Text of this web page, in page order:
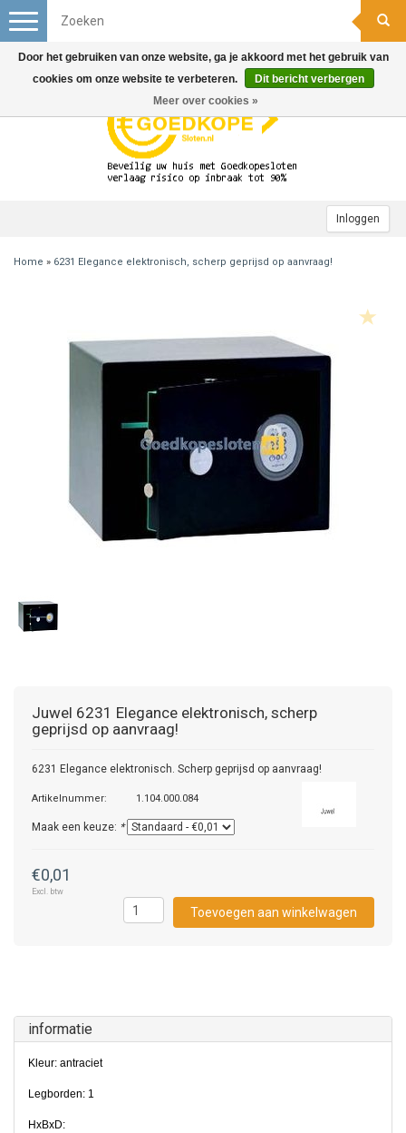
Inloggen
Toggle
navigation
Home » 6231 Elegance elektronisch, scherp geprijsd op aanvraag!
Juwel 6231 Elegance elektronisch, scherp
geprijsd op aanvraag!
6231 Elegance elektronisch. Scherp geprijsd op aanvraag!
Artikelnummer: 1.104.000.084
Maak een keuze: *
€0,01
Excl. btw
Toevoegen aan winkelwagen
informatie
Kleur: antraciet
Legborden: 1
HxBxD:
Door het gebruiken van onze website, ga je akkoord met het gebruik van
cookies om onze website te verbeteren.
Dit bericht verbergen
Meer over cookies »